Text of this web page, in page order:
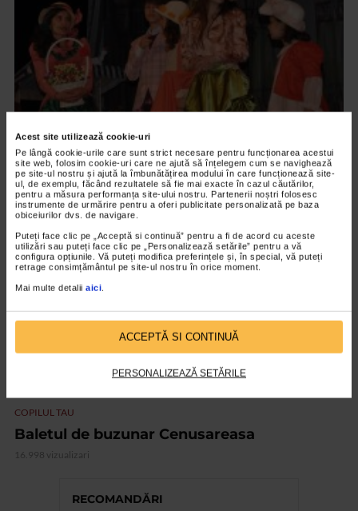
Acest site utilizează cookie-uri
Pe lângă cookie-urile care sunt strict necesare pentru funcționarea acestui
site web, folosim cookie-uri care ne ajută să înțelegem cum se navighează
pe site-ul nostru și ajută la îmbunătățirea modului în care funcționează site-
ul, de exemplu, făcând rezultatele să fie mai exacte în cazul căutărilor,
pentru a măsura performanța site-ului nostru. Partenerii noștri folosesc
instrumente de urmărire pentru a oferi publicitate personalizată pe baza
obiceiurilor dvs. de navigare.
Puteți face clic pe „Acceptă si continuă” pentru a fi de acord cu aceste
utilizări sau puteți face clic pe „Personalizează setările” pentru a vă
configura opțiunile. Vă puteți modifica preferințele și, în special, vă puteți
retrage consimțământul pe site-ul nostru în orice moment.
Mai multe detalii aici.
ACCEPTĂ SI CONTINUĂ
PERSONALIZEAZĂ SETĂRILE
COPILUL TAU
Stela Popescu, din nou regizor de muzical!
15.469 vizualizari
COPILUL TAU
Baletul de buzunar Cenusareasa
16.998 vizualizari
RECOMANDĂRI